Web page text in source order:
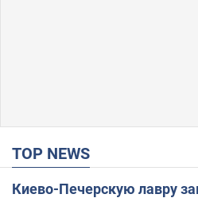
TOP NEWS
Киево-Печерскую лавру